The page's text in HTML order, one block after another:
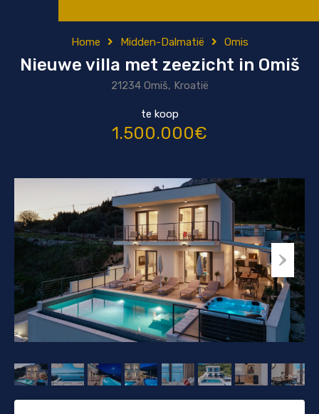
Home Midden-Dalmatië Omis
Nieuwe villa met zeezicht in Omiš
21234 Omiš, Kroatië
te koop
1.500.000€